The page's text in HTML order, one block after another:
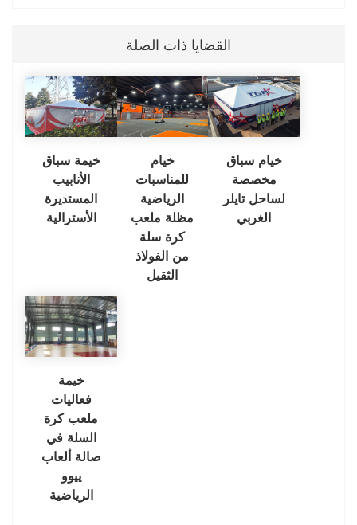
القضايا ذات الصلة
خيمة سباق
الأنابيب
المستديرة
الأسترالية
خيام
للمناسبات
الرياضية
مظلة ملعب
كرة سلة
من الفولاذ
الثقيل
خيام سباق
مخصصة
لساحل تايلر
الغربي
خيمة
فعاليات
ملعب كرة
السلة في
صالة ألعاب
ييوو
الرياضية